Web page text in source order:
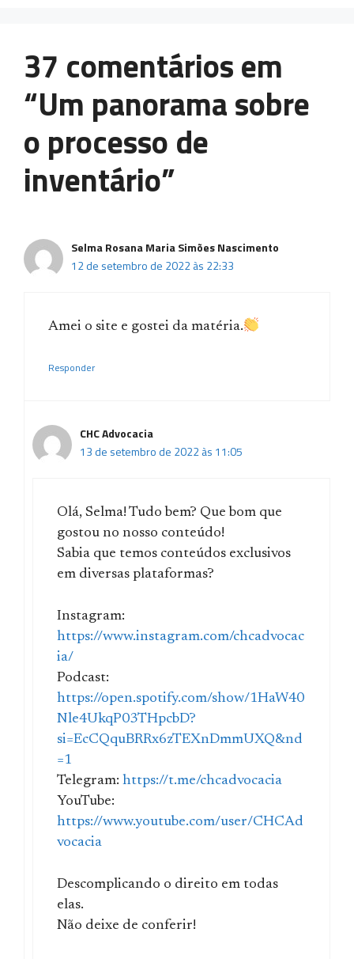
37 comentários em
“Um panorama sobre
o processo de
inventário”
Selma Rosana Maria Simões Nascimento
12 de setembro de 2022 às 22:33
Amei o site e gostei da matéria.
Responder
CHC Advocacia
13 de setembro de 2022 às 11:05
Olá, Selma! Tudo bem? Que bom que
gostou no nosso conteúdo!
Sabia que temos conteúdos exclusivos
em diversas plataformas?
Instagram:
https://www.instagram.com/chcadvocac
ia/
Podcast:
https://open.spotify.com/show/1HaW40
Nle4UkqP03THpcbD?
si=EcCQquBRRx6zTEXnDmmUXQ&nd
=1
Telegram: https://t.me/chcadvocacia
YouTube:
https://www.youtube.com/user/CHCAd
vocacia
Descomplicando o direito em todas
elas.
Não deixe de conferir!